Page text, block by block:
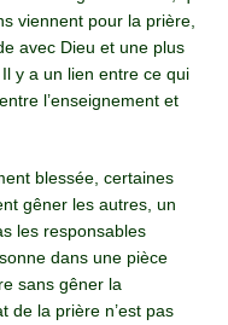
viennent pour la prière,
avec Dieu et une plus
y a un lien entre ce qui
l’enseignement et
blessée, certaines
gêner les autres, un
les responsables
dans une pièce
sans gêner la
de la prière n’est pas